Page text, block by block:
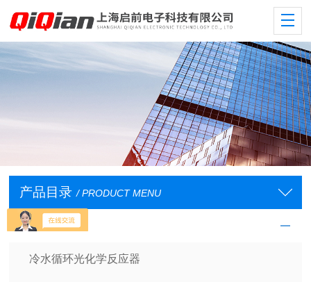
产品目录 / PRODUCT MENU
光学反应仪器
冷水循环光化学反应器